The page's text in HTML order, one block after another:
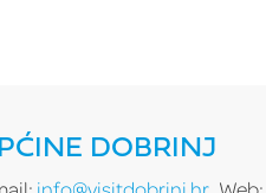
DOBRINJ